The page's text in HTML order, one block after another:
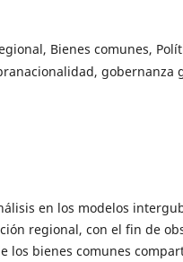
Bienes comunes,
gobernanza
en los modelos
regional, con el fin de
los bienes comunes